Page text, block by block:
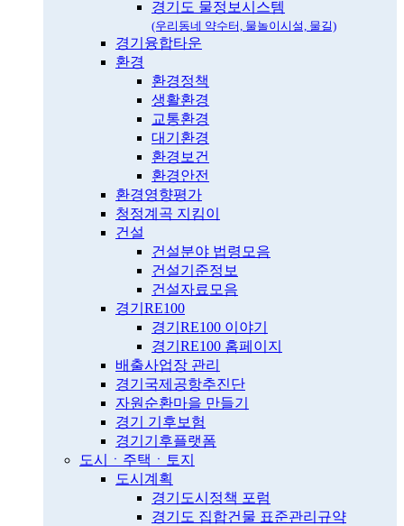
경기도 물정보시스템
(우리동네 약수터, 물놀이시설, 물길)
경기융합타운
환경
환경정책
생활환경
교통환경
대기환경
환경보건
환경안전
환경영향평가
청정계곡 지킴이
건설
건설분야 법령모음
건설기준정보
건설자료모음
경기RE100
경기RE100 이야기
경기RE100 홈페이지
배출사업장 관리
경기국제공항추진단
자원순환마을 만들기
경기 기후보험
경기기후플랫폼
도시ㆍ주택ㆍ토지
도시계획
경기도시정책 포럼
경기도 집합건물 표준관리규약